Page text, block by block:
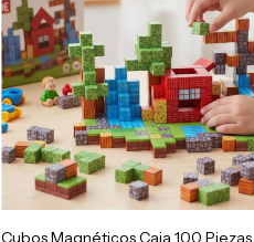
Cubos Magnéticos Caja 100 Piezas